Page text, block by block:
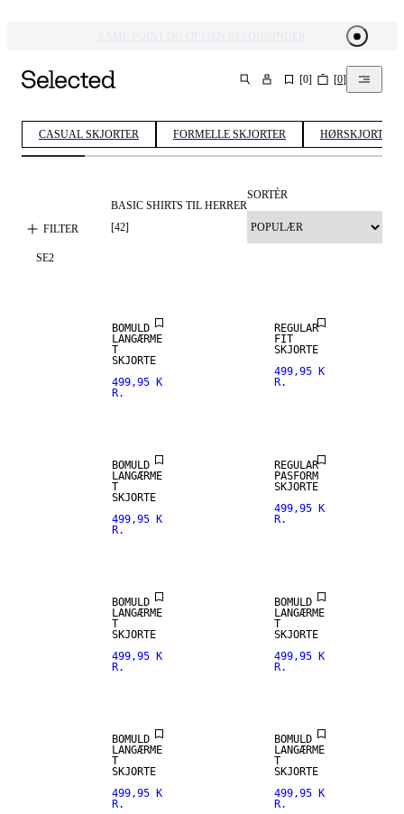
SØG [0] [0]
CASUAL SKJORTER FORMELLE SKJORTER HØRSKJORTER
FILTER
BASIC SHIRTS TIL HERRER
[42]
SORTÉR
SE2
BOMULD
LANGÆRME
T
SKJORTE
499,95 K
R.
REGULAR
FIT
SKJORTE
499,95 K
R.
NEW
BOMULD
LANGÆRME
T
SKJORTE
499,95 K
R.
REGULAR
PASFORM
SKJORTE
499,95 K
R.
NEW
BOMULD
LANGÆRME
T
SKJORTE
499,95 K
R.
BOMULD
LANGÆRME
T
SKJORTE
499,95 K
R.
NEW
BOMULD
LANGÆRME
T
SKJORTE
499,95 K
R.
NEW
BOMULD
LANGÆRME
T
SKJORTE
499,95 K
R.
100% HØR
PREMIUM